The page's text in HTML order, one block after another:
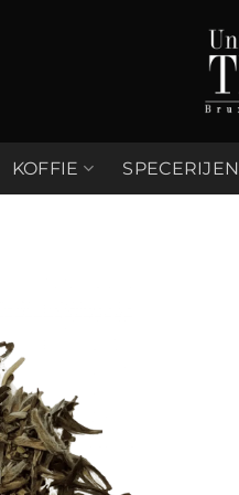
KOFFIE SPECERIJEN
de
souhaits